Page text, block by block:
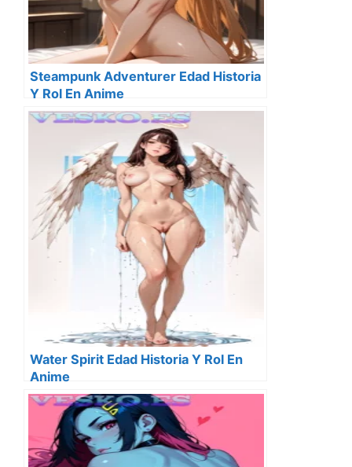
Steampunk Adventurer Edad Historia
Y Rol En Anime
Water Spirit Edad Historia Y Rol En
Anime